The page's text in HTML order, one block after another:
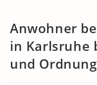
Anwohner
in Karlsruhe
und